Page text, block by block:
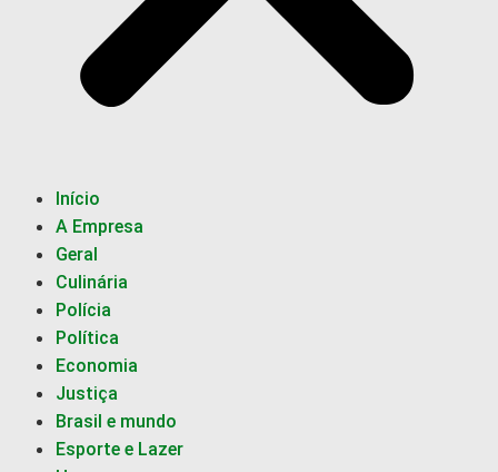
Início
A Empresa
Geral
Culinária
Polícia
Política
Economia
Justiça
Brasil e mundo
Esporte e Lazer